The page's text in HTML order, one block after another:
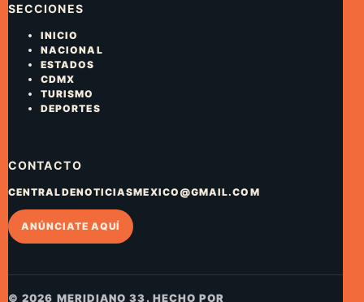
SECCIONES
INICIO
NACIONAL
ESTADOS
CDMX
TURISMO
DEPORTES
CONTACTO
CENTRALDENOTICIASMEXICO@GMAIL.COM
ANÚNCIATE AQUÍ
© 2026 MERIDIANO 33. HECHO POR